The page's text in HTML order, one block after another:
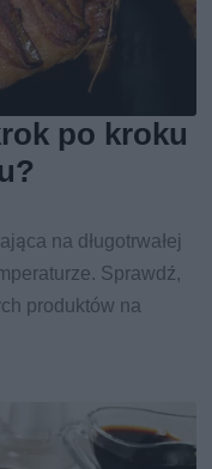
po kroku
na długotrwałej
Sprawdź,
produktów na